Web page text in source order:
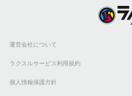
運営会社について
ラクスルサービス利用規約
個人情報保護方針